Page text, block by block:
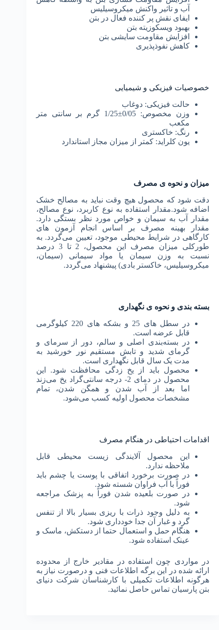
آب و تاثیر واکنش میکروسیلیس
ایفای نقش پر کننده فعال در بتن
بهبود ویسکوزیته بتن
افزایش مقاومت سایشی بتن
کاهش نفوذپذیری
خصوصیات فیزیکی و شیمیایی
حالت فیزیکی: دوغاب
وزن مخصوص: 0/05±1/25 گرم بر سانتی متر
مکعب
رنگ: خاکستری
یون کلراید: کمتر از میزان مجاز استاندارد
میزان و نحوه ی مصرف
دقت شود که محصول هیچ ‌وقت نباید به مصالح خشک
اضافه شود.مقدار استفاده به نوع کاربرد، نوع مصالح،
مقدار آب به سیمان و خواص مورد نظر بستگی دارد.
مقدار بهینه مصرف بر اساس انجام آزمون های
کارگاهی در شرایط محیطی موجود، تعیین می‌گردد. به‌
طورکلی میزان مصرف این محصول، 2 تا 3 درصد
نسبت به وزن سیمان یا مواد سیمانی (سیمان،
میکروسیلیس، خاکستر بادی) پیشنهاد می‌گردد.
بسته بندی و نحوه ی نگهداری
در سطل های 25 و بشکه های 220 کیلوگرمی
قابل ‌عرضه است.
در بسته‌بندی اصلی و سالم، دور از سرمای و
گرمای شدید و تابش مستقیم نور خورشید به
مدت یک سال قابل نگهداری است.
محصول باید از یخ ‌زدگی محافظت شود. این
محصول در دمای 2- درجه سانتی‌گراد یخ می‌زند
اما بعد از آب شدن و همگن شدن، تمام
مشخصات محصول اولیه کسب می‌شود.
اقدامات احتیاطی در هنگام مصرف
این محصول آلایندگی زیست محیطی قابل
ملاحظه ندارد.
در صورت برخورد اتفاقی با پوست یا چشم باید
فوراً با آب فراوان شسته شود.
در صورت بلعیده شدن فوراً به پزشک مراجعه
شود.
به دلیل وجود ذرات با ریزی بسیار بالا از تنفس
گرد و غبار آن جدا خودداری شود.
هنگام حمل و استعمال حتما از دستکش، ماسک و
عینک استفاده شود.
در مواردی چون استفاده در مقادیر خارج از محدوده
ارائه شده در این برگه اطلاعات فنی و درصورت نیاز به
هرگونه اطلاعات تکمیلی با کارشناسان شرکت دنیای
بتن پارسیان تماس حاصل نمائید.